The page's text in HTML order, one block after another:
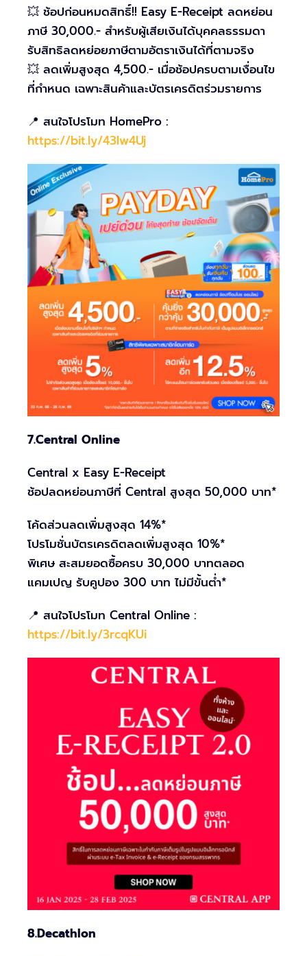
💥 ช้อปก่อนหมดสิทธิ์!! Easy E-Receipt ลดหย่อน
ภาษี 30,000.- สำหรับผู้เสียเงินได้บุคคลธรรมดา
รับสิทธิลดหย่อยภาษีตามอัตราเงินได้ที่ตามจริง
💥 ลดเพิ่มสูงสุด 4,500.- เมื่อช้อปครบตามเงื่อนไข
ที่กำหนด เฉพาะสินค้าและบัตรเครดิตร่วมรายการ
📍 สนใจโปรโมท HomePro :
https://bit.ly/43lw4Uj
7.Central Online
Central x Easy E-Receipt
ช้อปลดหย่อนภาษีที่ Central สูงสุด 50,000 บาท*
โค้ดส่วนลดเพิ่มสูงสุด 14%*
โปรโมชั่นบัตรเครดิตลดเพิ่มสูงสุด 10%*
พิเศษ สะสมยอดซื้อครบ 30,000 บาทตลอด
แคมเปญ รับคูปอง 300 บาท ไม่มีขั้นต่ำ*
📍 สนใจโปรโมท Central Online :
https://bit.ly/3rcqKUi
8.Decathlon